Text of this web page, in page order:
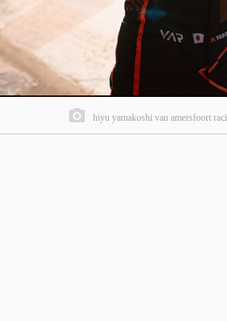
hiyu yamakoshi van amersfoort